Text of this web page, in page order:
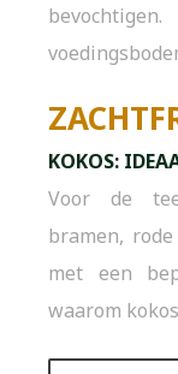
KOKOS:
Voor de
bramen,
met een
waarom